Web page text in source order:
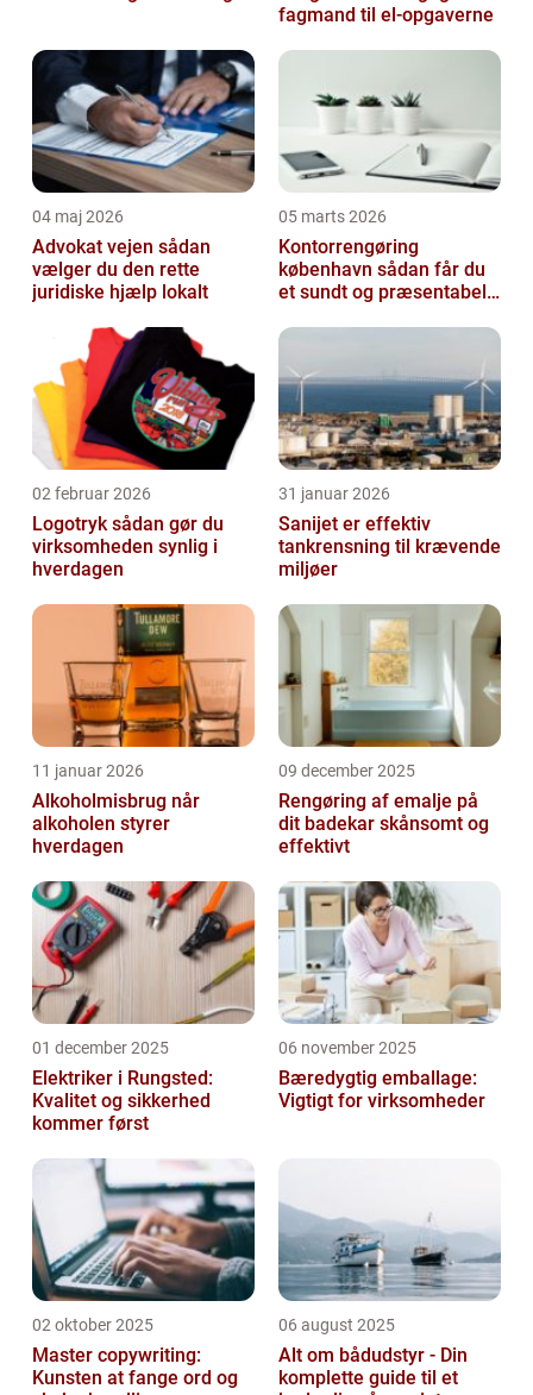
fagmand til el-opgaverne
04 maj 2026
Advokat vejen sådan
vælger du den rette
juridiske hjælp lokalt
05 marts 2026
Kontorrengøring
københavn sådan får du
et sundt og præsentabelt
02 februar 2026
Logotryk sådan gør du
virksomheden synlig i
hverdagen
31 januar 2026
Sanijet er effektiv
tankrensning til krævende
miljøer
11 januar 2026
Alkoholmisbrug når
alkoholen styrer
hverdagen
09 december 2025
Rengøring af emalje på
dit badekar skånsomt og
effektivt
01 december 2025
Elektriker i Rungsted:
Kvalitet og sikkerhed
kommer først
06 november 2025
Bæredygtig emballage:
Vigtigt for virksomheder
02 oktober 2025
Master copywriting:
Kunsten at fange ord og
06 august 2025
Alt om bådudstyr - Din
komplette guide til et